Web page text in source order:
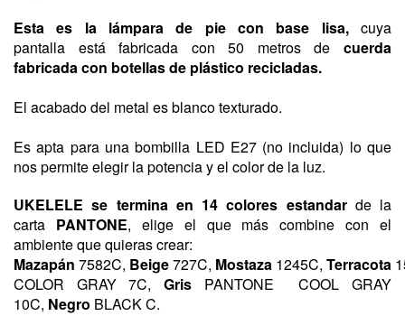
Esta es la lámpara de pie con base lisa, cuya
pantalla
estáfabricada con 50 metrosde cuerda
fabricada con botellas de plástico recicladas.
El acabado del metal es blanco texturado.
Esapta para una bombilla LED E27 (no incluida) lo que
nos permite elegir la potencia y el color de la luz.
UKELELEse termina en 14 colores estandar de la
carta PANTONE, elige el que más combine con el
ambiente que quieras crear:
Mazapán 7582C, Beige727C, Mostaza 1245C, Terracota
COLOR GRAY 7C,Gris PANTONE
COOL GRAY
10C, Negro BLACK C.